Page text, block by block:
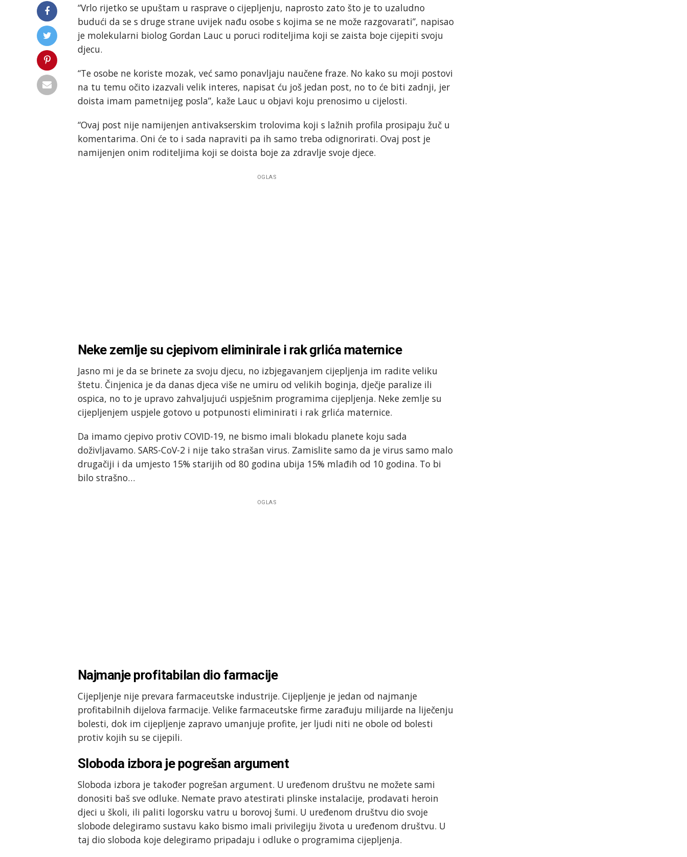
“Vrlo rijetko se upuštam u rasprave o cijepljenju, naprosto zato što je to uzaludno
budući da se s druge strane uvijek nađu osobe s kojima se ne može razgovarati”, napisao
je molekularni biolog Gordan Lauc u poruci roditeljima koji se zaista boje cijepiti svoju
djecu.
“Te osobe ne koriste mozak, već samo ponavljaju naučene fraze. No kako su moji postovi
na tu temu očito izazvali velik interes, napisat ću još jedan post, no to će biti zadnji, jer
doista imam pametnijeg posla”, kaže Lauc u objavi koju prenosimo u cijelosti.
“Ovaj post nije namijenjen antivakserskim trolovima koji s lažnih profila prosipaju žuč u
komentarima. Oni će to i sada napraviti pa ih samo treba odignorirati. Ovaj post je
namijenjen onim roditeljima koji se doista boje za zdravlje svoje djece.
OGLAS
Neke zemlje su cjepivom eliminirale i rak grlića maternice
Jasno mi je da se brinete za svoju djecu, no izbjegavanjem cijepljenja im radite veliku
štetu. Činjenica je da danas djeca više ne umiru od velikih boginja, dječje paralize ili
ospica, no to je upravo zahvaljujući uspješnim programima cijepljenja. Neke zemlje su
cijepljenjem uspjele gotovo u potpunosti eliminirati i rak grlića maternice.
Da imamo cjepivo protiv COVID-19, ne bismo imali blokadu planete koju sada
doživljavamo. SARS-CoV-2 i nije tako strašan virus. Zamislite samo da je virus samo malo
drugačiji i da umjesto 15% starijih od 80 godina ubija 15% mlađih od 10 godina. To bi
bilo strašno…
OGLAS
Najmanje profitabilan dio farmacije
Cijepljenje nije prevara farmaceutske industrije. Cijepljenje je jedan od najmanje
profitabilnih dijelova farmacije. Velike farmaceutske firme zarađuju milijarde na liječenju
bolesti, dok im cijepljenje zapravo umanjuje profite, jer ljudi niti ne obole od bolesti
protiv kojih su se cijepili.
Sloboda izbora je pogrešan argument
Sloboda izbora je također pogrešan argument. U uređenom društvu ne možete sami
donositi baš sve odluke. Nemate pravo atestirati plinske instalacije, prodavati heroin
djeci u školi, ili paliti logorsku vatru u borovoj šumi. U uređenom društvu dio svoje
slobode delegiramo sustavu kako bismo imali privilegiju života u uređenom društvu. U
taj dio sloboda koje delegiramo pripadaju i odluke o programima cijepljenja.